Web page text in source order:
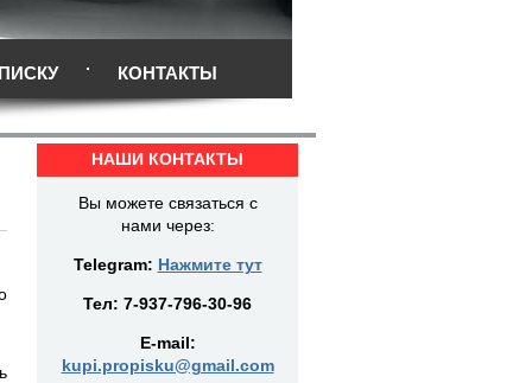
КОНТАКТЫ
НАШИ КОНТАКТЫ
Вы можете связаться с
нами через:
Telegram: Нажмите тут
Тел: 7-937-796-30-96
E-mail:
kupi.propisku@gmail.com